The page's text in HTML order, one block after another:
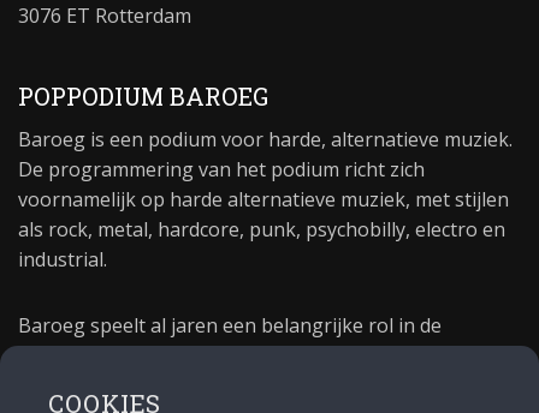
3076 ET Rotterdam
POPPODIUM BAROEG
Baroeg is een podium voor harde, alternatieve muziek.
De programmering van het podium richt zich
voornamelijk op harde alternatieve muziek, met stijlen
als rock, metal, hardcore, punk, psychobilly, electro en
industrial.
Baroeg speelt al jaren een belangrijke rol in de
COOKIES